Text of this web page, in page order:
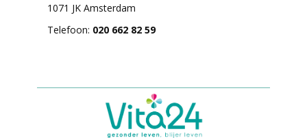
1071 JK Amsterdam
Telefoon: 020 662 82 59